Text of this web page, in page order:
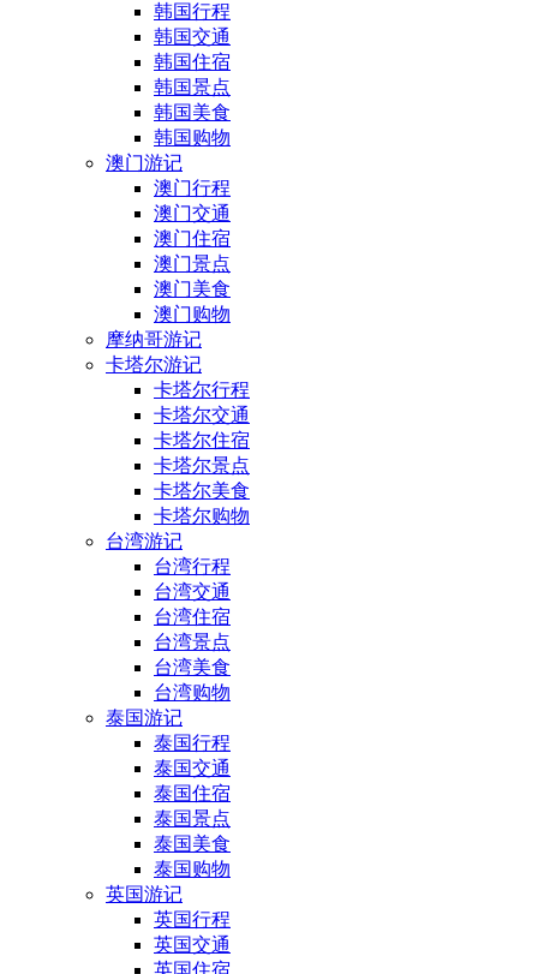
韩国行程
韩国交通
韩国住宿
韩国景点
韩国美食
韩国购物
澳门游记
澳门行程
澳门交通
澳门住宿
澳门景点
澳门美食
澳门购物
摩纳哥游记
卡塔尔游记
卡塔尔行程
卡塔尔交通
卡塔尔住宿
卡塔尔景点
卡塔尔美食
卡塔尔购物
台湾游记
台湾行程
台湾交通
台湾住宿
台湾景点
台湾美食
台湾购物
泰国游记
泰国行程
泰国交通
泰国住宿
泰国景点
泰国美食
泰国购物
英国游记
英国行程
英国交通
英国住宿